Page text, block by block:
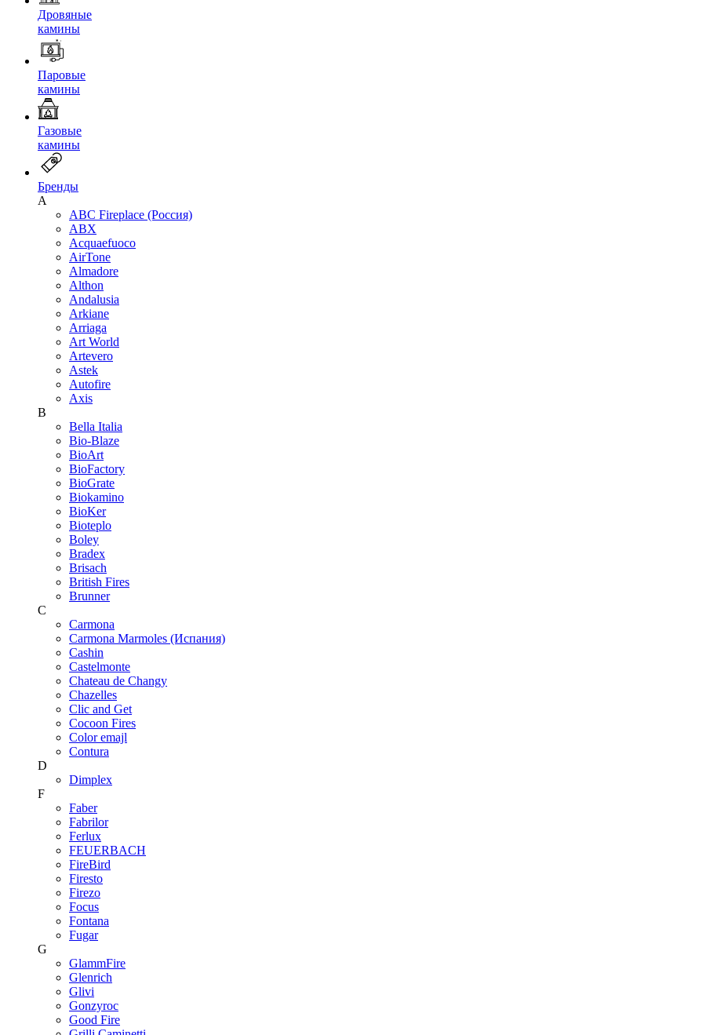
Дровяные
камины
Паровые
камины
Газовые
камины
Бренды
A
ABC Fireplace (Россия)
ABX
Acquaefuoco
AirTone
Almadore
Althon
Andalusia
Arkiane
Arriaga
Art World
Artevero
Astek
Autofire
Axis
B
Bella Italia
Bio-Blaze
BioArt
BioFactory
BioGrate
Biokamino
BioKer
Bioteplo
Boley
Bradex
Brisach
British Fires
Brunner
C
Carmona
Carmona Marmoles (Испания)
Cashin
Castelmonte
Chateau de Changy
Chazelles
Clic and Get
Cocoon Fires
Color emajl
Contura
D
Dimplex
F
Faber
Fabrilor
Ferlux
FEUERBACH
FireBird
Firesto
Firezo
Focus
Fontana
Fugar
G
GlammFire
Glenrich
Glivi
Gonzyroc
Good Fire